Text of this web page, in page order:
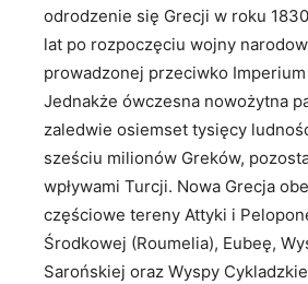
odrodzenie się Grecji w roku
lat po rozpoczęciu wojny
prowadzonej przeciwko
Jednakże ówczesna nowożytna
zaledwie osiemset tysięcy
sześciu milionów Greków,
wpływami Turcji. Nowa Grecja
częściowe tereny Attyki i
Środkowej (Roumelia), Eubeę,
Sarońskiej oraz Wyspy